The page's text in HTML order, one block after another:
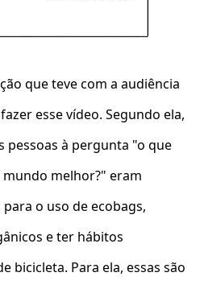
que teve com a audiência
esse vídeo. Segundo ela,
pessoas à pergunta "o que
melhor?" eram
o uso de ecobags,
e ter hábitos
bicicleta. Para ela, essas são